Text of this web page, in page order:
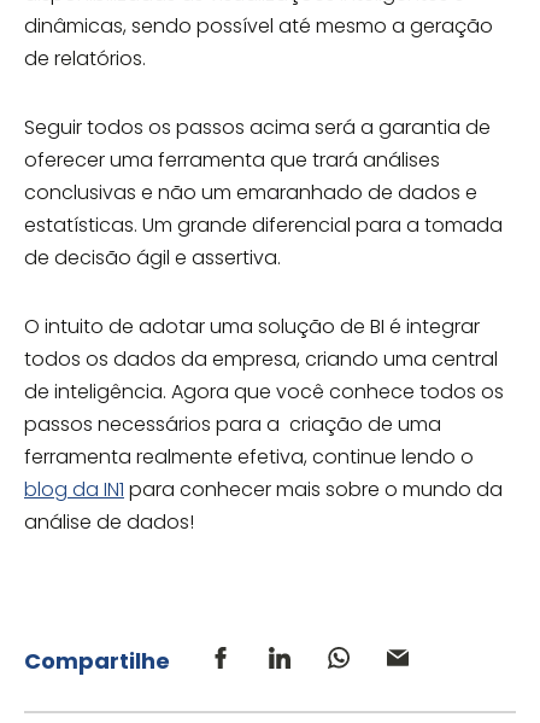
dinâmicas, sendo possível até mesmo a geração
de relatórios.
Seguir todos os passos acima será a garantia de
oferecer uma ferramenta que trará análises
conclusivas e não um emaranhado de dados e
estatísticas. Um grande diferencial para a tomada
de decisão ágil e assertiva.
O intuito de adotar uma solução de BI é integrar
todos os dados da empresa, criando uma central
de inteligência. Agora que você conhece todos os
passos necessários para a criação de uma
ferramenta realmente efetiva, continue lendo o
blog da IN1 para conhecer mais sobre o mundo da
análise de dados!
Compartilhe